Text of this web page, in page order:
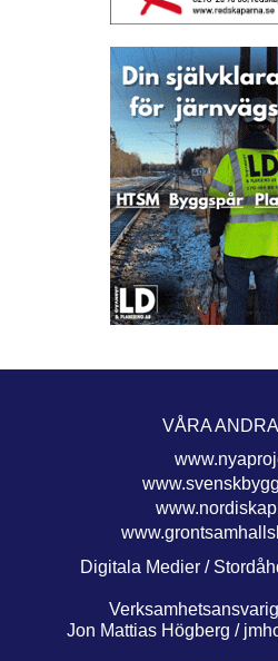
VÅRA
Digitala Medier /
Jon Mattias Högberg /